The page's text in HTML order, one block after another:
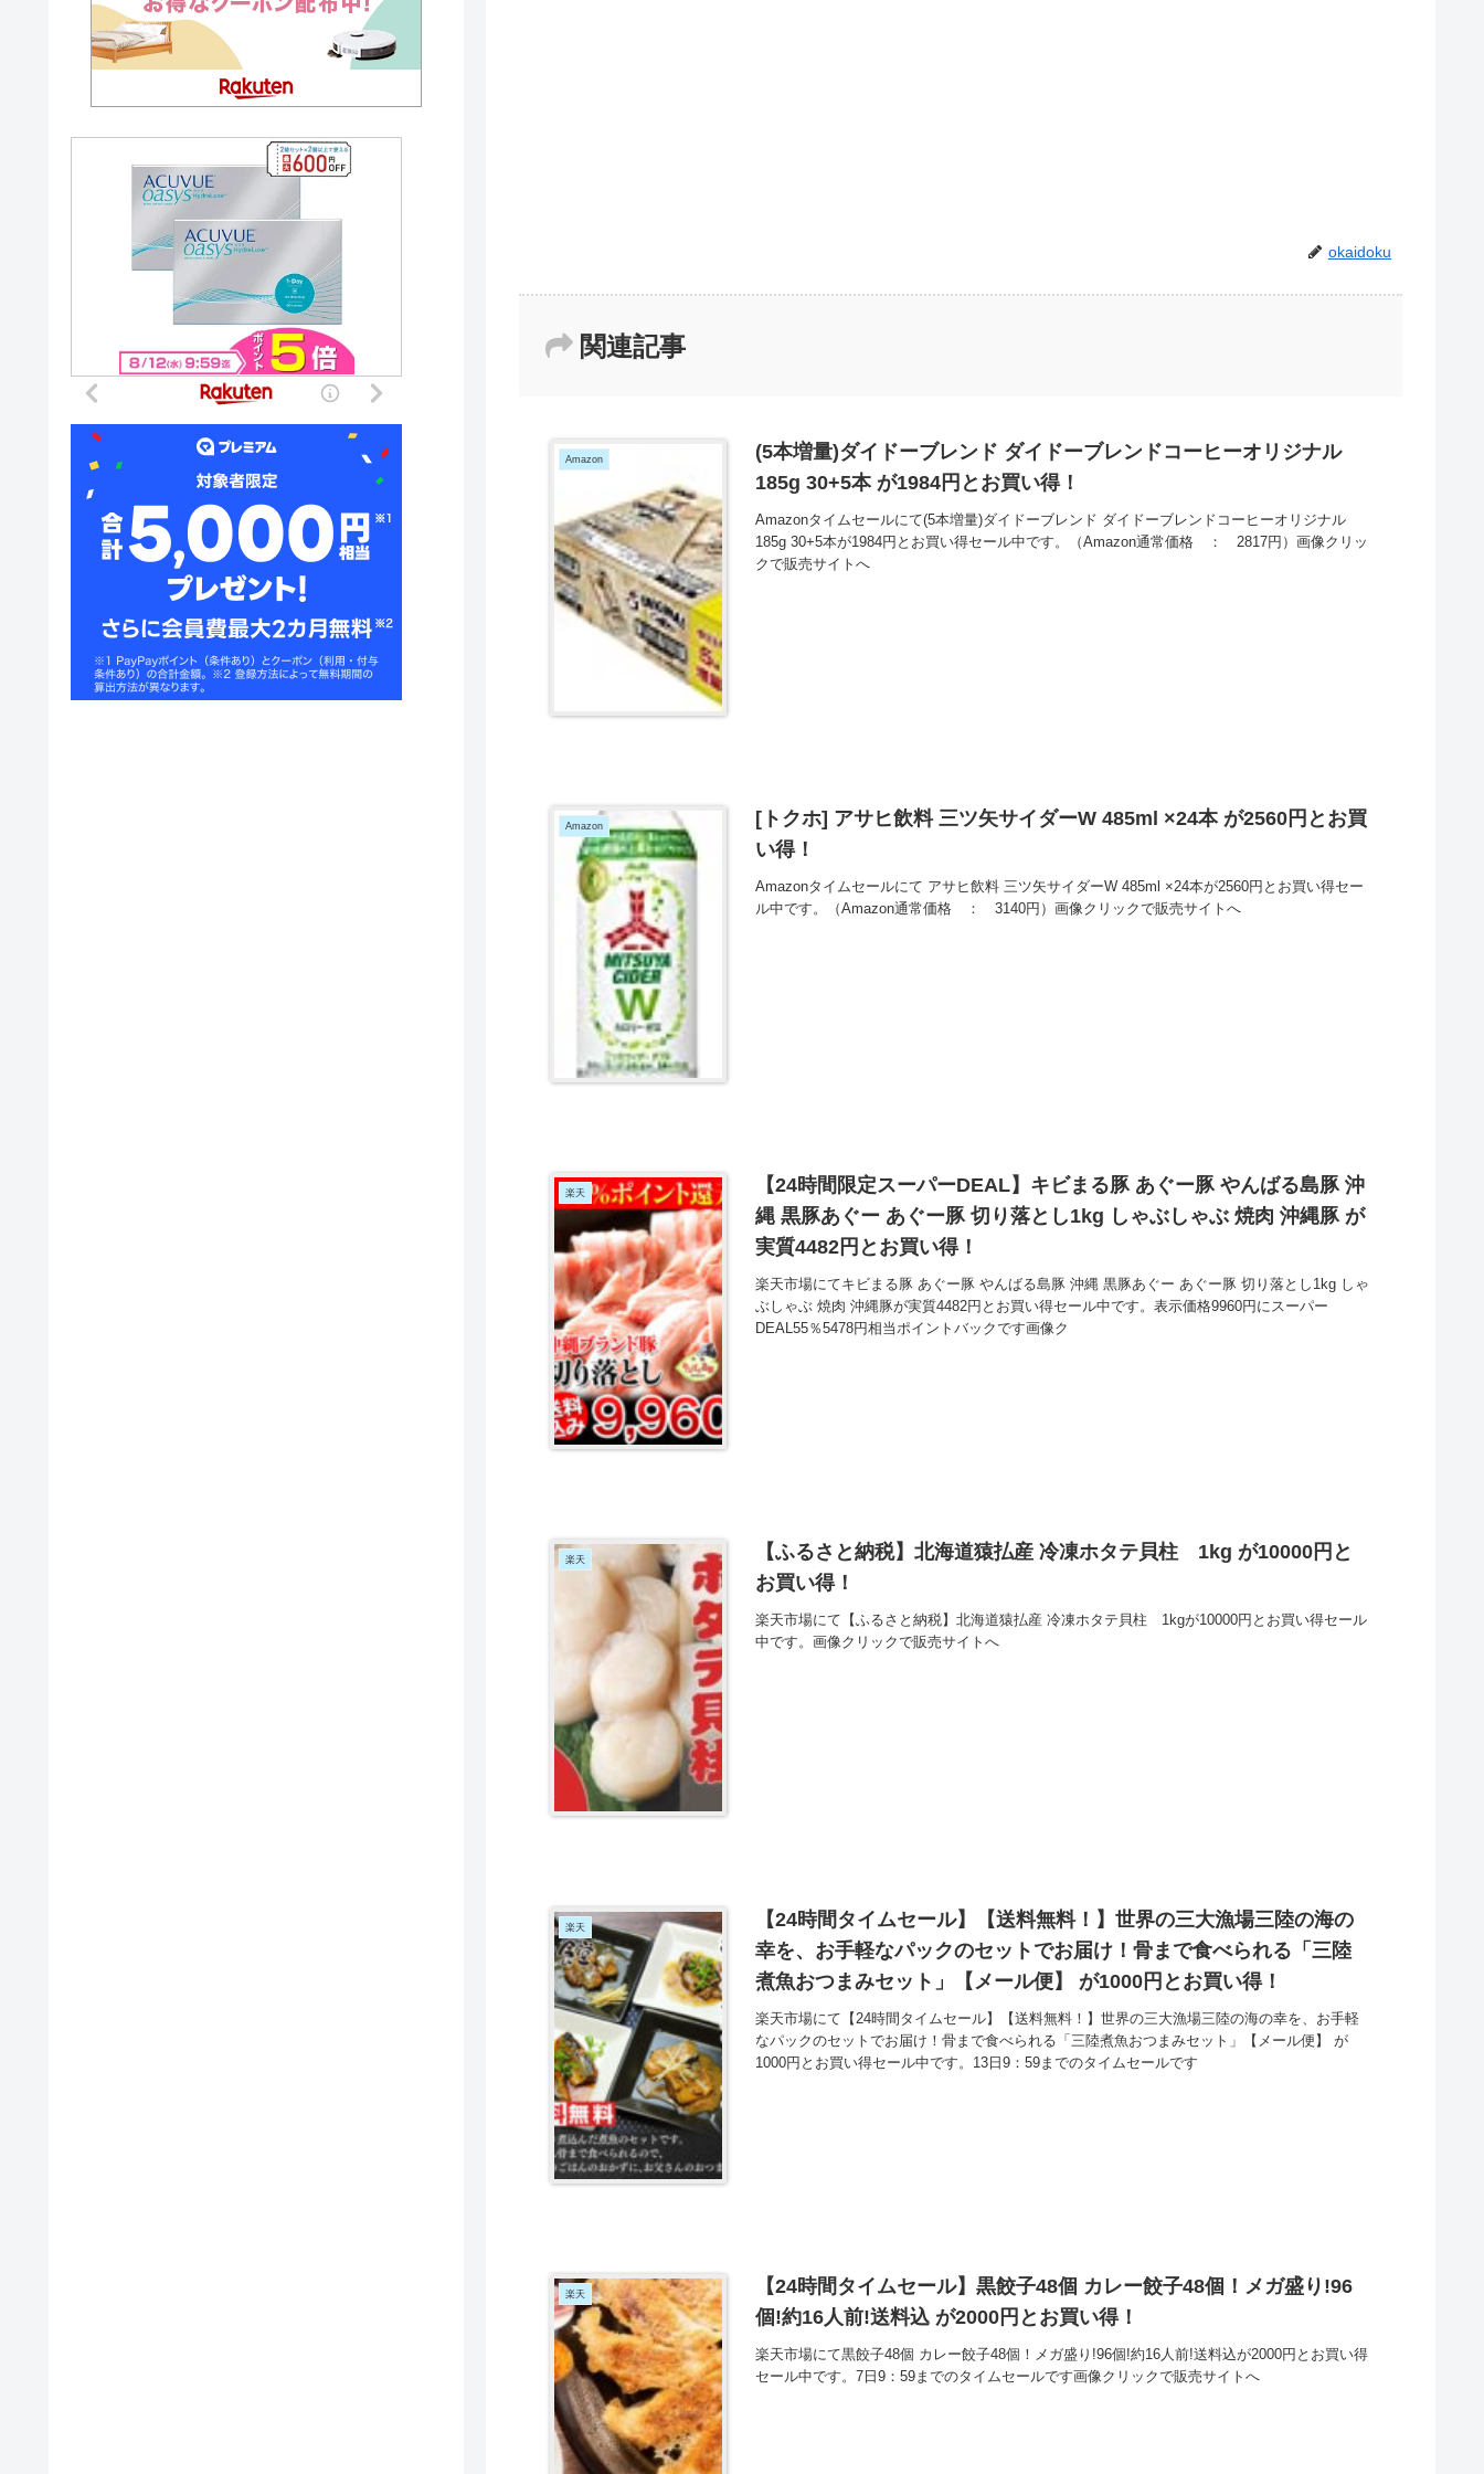
okaidoku
関連記事
Amazon
(5本増量)ダイドーブレンド ダイドーブレンドコーヒーオリジナル
185g 30+5本 が1984円とお買い得！
Amazonタイムセールにて(5本増量)ダイドーブレンド ダイドーブレンドコーヒーオリジナル
185g 30+5本が1984円とお買い得セール中です。（Amazon通常価格 ： 2817円）画像クリッ
クで販売サイトへ
Amazon
[トクホ] アサヒ飲料 三ツ矢サイダーW 485ml ×24本 が2560円とお買
い得！
Amazonタイムセールにて アサヒ飲料 三ツ矢サイダーW 485ml ×24本が2560円とお買い得セー
ル中です。（Amazon通常価格 ： 3140円）画像クリックで販売サイトへ
楽天
【24時間限定スーパーDEAL】キビまる豚 あぐー豚 やんばる島豚 沖
縄 黒豚あぐー あぐー豚 切り落とし1kg しゃぶしゃぶ 焼肉 沖縄豚 が
実質4482円とお買い得！
楽天市場にてキビまる豚 あぐー豚 やんばる島豚 沖縄 黒豚あぐー あぐー豚 切り落とし1kg しゃ
ぶしゃぶ 焼肉 沖縄豚が実質4482円とお買い得セール中です。表示価格9960円にスーパー
DEAL55％5478円相当ポイントバックです画像ク
楽天
【ふるさと納税】北海道猿払産 冷凍ホタテ貝柱 1kg が10000円と
お買い得！
楽天市場にて【ふるさと納税】北海道猿払産 冷凍ホタテ貝柱 1kgが10000円とお買い得セール
中です。画像クリックで販売サイトへ
楽天
【24時間タイムセール】【送料無料！】世界の三大漁場三陸の海の
幸を、お手軽なパックのセットでお届け！骨まで食べられる「三陸
煮魚おつまみセット」【メール便】 が1000円とお買い得！
楽天市場にて【24時間タイムセール】【送料無料！】世界の三大漁場三陸の海の幸を、お手軽
なパックのセットでお届け！骨まで食べられる「三陸煮魚おつまみセット」【メール便】 が
1000円とお買い得セール中です。13日9：59までのタイムセールです
楽天
【24時間タイムセール】黒餃子48個 カレー餃子48個！メガ盛り!96
個!約16人前!送料込 が2000円とお買い得！
楽天市場にて黒餃子48個 カレー餃子48個！メガ盛り!96個!約16人前!送料込が2000円とお買い得
セール中です。7日9：59までのタイムセールです画像クリックで販売サイトへ